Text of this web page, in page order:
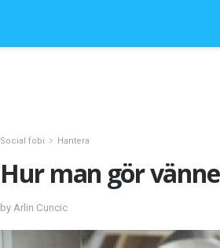
Social fobi Hantera
Hur man gör
by Arlin Cuncic